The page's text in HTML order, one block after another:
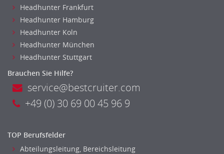
Headhunter Frankfurt
Headhunter Hamburg
Headhunter Koln
Headhunter München
Headhunter Stuttgart
Brauchen Sie Hilfe?
service@bestcruiter.com
+49 (0) 30 69 00 45 96 9
TOP Berufsfelder
Abteilungsleitung, Bereichsleitung